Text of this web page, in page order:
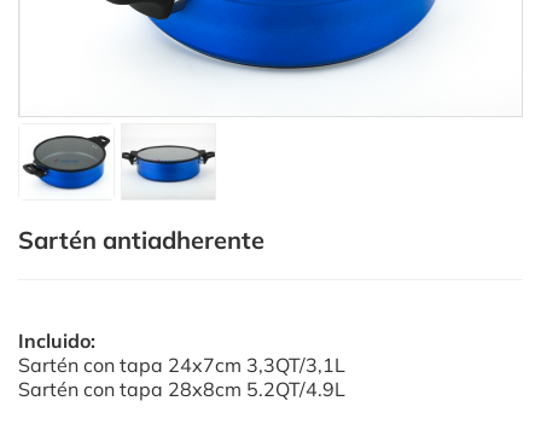
Sartén antiadherente
Incluido:
Sartén con tapa 24x7cm 3,3QT/3,1L
Sartén con tapa 28x8cm 5.2QT/4.9L